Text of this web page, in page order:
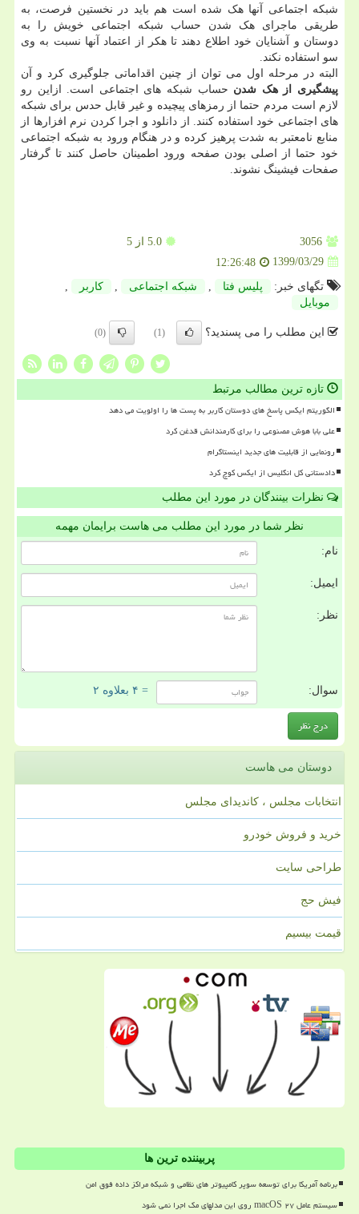
شبکه اجتماعی آنها هک شده است هم باید در نخستین فرصت، به
طریقی ماجرای هک شدن حساب شبکه اجتماعی خویش را به
دوستان و آشنایان خود اطلاع دهند تا هکر از اعتماد آنها نسبت به وی
سو استفاده نکند.
البته در مرحله اول می توان از چنین اقداماتی جلوگیری کرد و آن
پیشگیری از هک شدن حساب شبکه های اجتماعی است. ازاین رو
لازم است مردم حتما از رمزهای پیچیده و غیر قابل حدس برای شبکه
های اجتماعی خود استفاده کنند. از دانلود و اجرا کردن نرم افزارها از
منابع نامعتبر به شدت پرهیز کرده و در هنگام ورود به شبکه اجتماعی
خود حتما از اصلی بودن صفحه ورود اطمینان حاصل کنند تا گرفتار
صفحات فیشینگ نشوند.
3056
5.0 از 5
1399/03/29
12:26:48
تگهای خبر:
پلیس فتا شبكه اجتماعی كاربر
موبایل
این مطلب را می پسندید؟ (1)
(0)
تازه ترین مطالب مرتبط
الگوریتم ایکس پاسخ های دوستان کاربر به پست ها را اولویت می دهد
علی بابا هوش مصنوعی را برای کارمندانش قدغن کرد
رونمایی از قابلیت های جدید اینستاگرام
دادستانی کل انگلیس از ایکس کوچ کرد
نظرات بینندگان در مورد این مطلب
نظر شما در مورد این مطلب می هاست برایمان مهمه
نام:
ایمیل:
نظر:
سوال: = ۴ بعلاوه ۲
دوستان می هاست
انتخابات مجلس ، کاندیدای مجلس
خرید و فروش خودرو
طراحی سایت
فیش حج
قیمت بیسیم
پربیننده ترین ها
برنامه آمریکا برای توسعه سوپر کامپیوتر های نظامی و شبکه مراکز داده فوق امن
سیستم عامل macOS ۲۷ روی این مدلهای مک اجرا نمی شود